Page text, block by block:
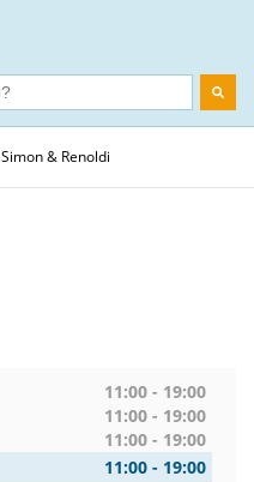
Simon & Renoldi
11:00 - 19:00
11:00 - 19:00
11:00 - 19:00
11:00 - 19:00